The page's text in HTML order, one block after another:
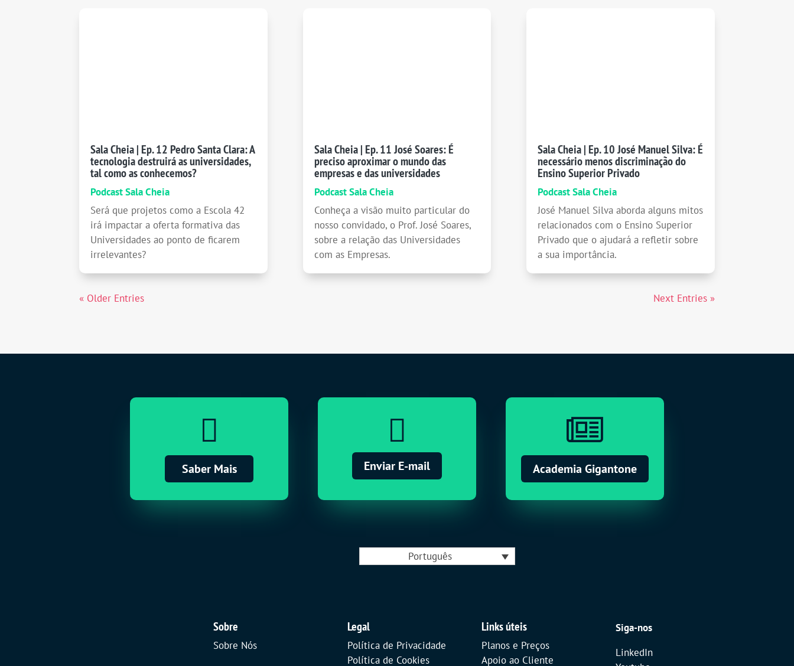
Sala Cheia | Ep. 12 Pedro Santa Clara: A
tecnologia destruirá as universidades,
tal como as conhecemos?
Podcast Sala Cheia
Será que projetos como a Escola 42
irá impactar a oferta formativa das
Universidades ao ponto de ficarem
irrelevantes?
Sala Cheia | Ep. 11 José Soares: É
preciso aproximar o mundo das
empresas e das universidades
Podcast Sala Cheia
Conheça a visão muito particular do
nosso convidado, o Prof. José Soares,
sobre a relação das Universidades
com as Empresas.
Sala Cheia | Ep. 10 José Manuel Silva: É
necessário menos discriminação do
Ensino Superior Privado
Podcast Sala Cheia
José Manuel Silva aborda alguns mitos
relacionados com o Ensino Superior
Privado que o ajudará a refletir sobre
a sua importância.
« Older Entries Next Entries »

Saber Mais

Enviar E-mail

Academia Gigantone
Português
Sobre
Sobre Nós
Legal
Política de Privacidade
Política de Cookies
Links úteis
Planos e Preços
Apoio ao Cliente
Siga-nos
LinkedIn